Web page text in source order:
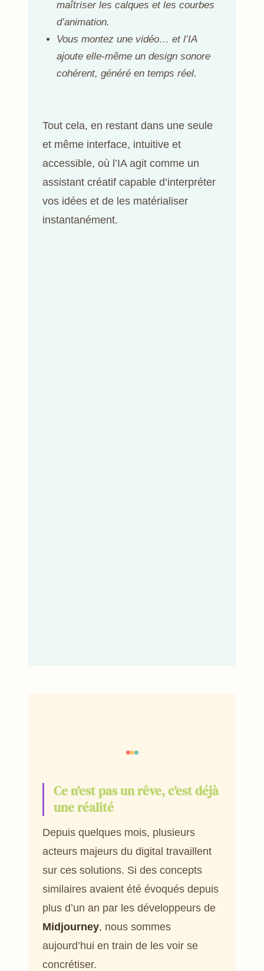
maîtriser les calques et les courbes
d’animation.
Vous montez une vidéo… et l’IA
ajoute elle-même un design sonore
cohérent, généré en temps réel.
Tout cela, en restant dans une seule
et même interface, intuitive et
accessible, où l’IA agit comme un
assistant créatif capable d’interpréter
vos idées et de les matérialiser
instantanément.
Ce n’est pas un rêve, c’est déjà
une réalité
Depuis quelques mois, plusieurs
acteurs majeurs du digital travaillent
sur ces solutions. Si des concepts
similaires avaient été évoqués depuis
plus d’un an par les développeurs de
Midjourney, nous sommes
aujourd’hui en train de les voir se
concrétiser.